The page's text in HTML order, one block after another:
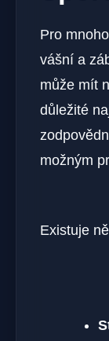
Pro
vášní a
může mít
důležité
možným
Existuje